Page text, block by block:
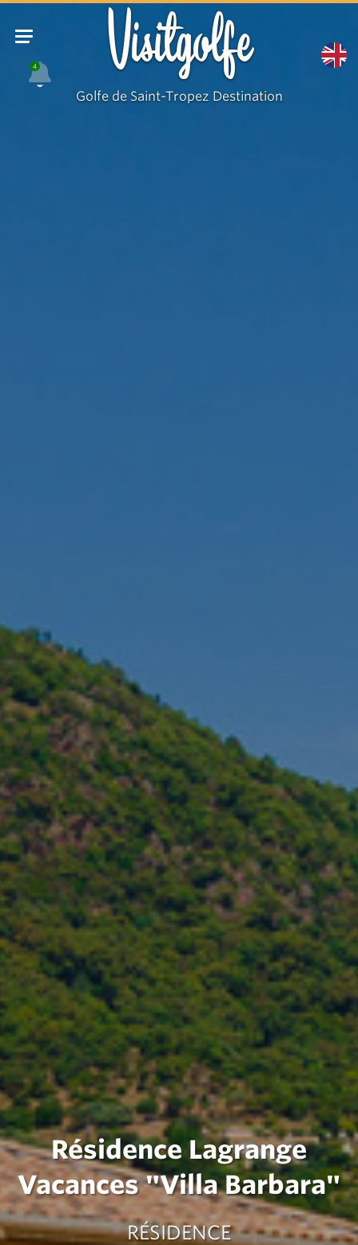
4 Visitgolfe
Golfe de Saint-Tropez Destination
Résidence Lagrange
Vacances "Villa Barbara"
RÉSIDENCE